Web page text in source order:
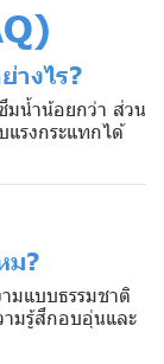
างไร?
มน้ำน้อยกว่า ส่วน
แรงกระแทกได้
ม?
มแบบธรรมชาติ
มรู้สึกอบอุ่นและ